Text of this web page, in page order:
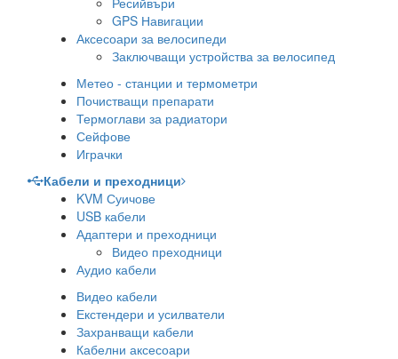
GPS Навигации
Аксесоари за велосипеди
Заключващи устройства за велосипед
Метео - станции и термометри
Почистващи препарати
Термоглави за радиатори
Сейфове
Играчки
Кабели и преходници
KVM Суичове
USB кабели
Адаптери и преходници
Видео преходници
Аудио кабели
Видео кабели
Екстендери и усилватели
Захранващи кабели
Кабелни аксесоари